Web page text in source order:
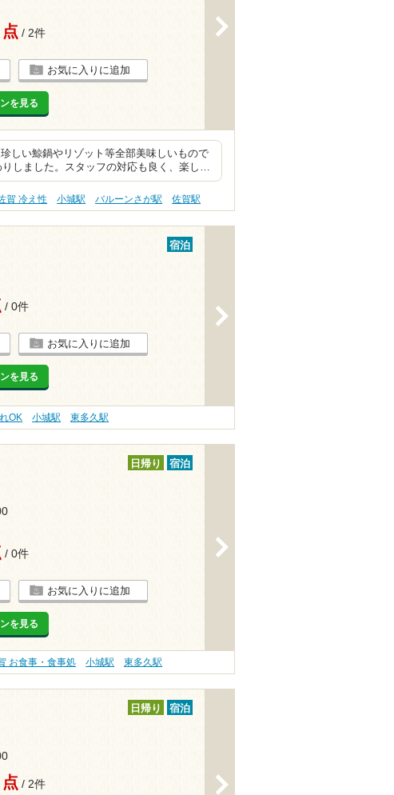
/ 2件
お気に入りに追加
を見る
しい鯨鍋やリゾット等全部美味しいもので
しました。スタッフの対応も良く、楽し…
賀 冷え性 小城駅 バルーンさが駅 佐賀駅
宿泊
/ 0件
お気に入りに追加
を見る
OK 小城駅 東多久駅
日帰り 宿泊
/ 0件
お気に入りに追加
を見る
お食事・食事処 小城駅 東多久駅
日帰り 宿泊
/ 2件